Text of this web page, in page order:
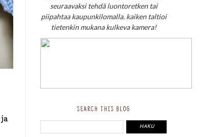
seuraavaksi tehdä luontoretken tai
piipahtaa kaupunkilomalla. kaiken taltioi
tietenkin mukana kulkeva kamera!
SEARCH THIS BLOG